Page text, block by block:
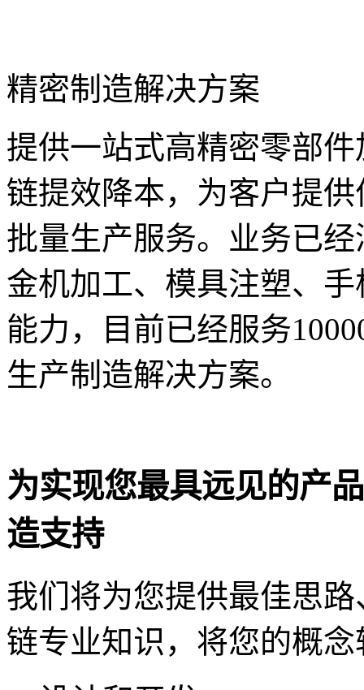
精密制造解决方案
提供一站式高精密零部
链提效降本，为客户提
批量生产服务。业务已
金机加工、模具注塑、
能力，目前已经服务
生产制造解决方案。
为实现您最具远见的产
造支持
我们将为您提供最佳思
链专业知识，将您的概